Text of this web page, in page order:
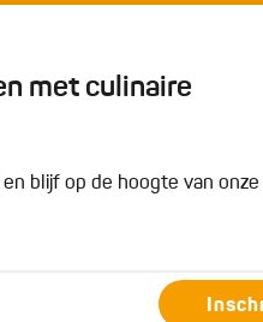
met culinaire
blijf op de hoogte van